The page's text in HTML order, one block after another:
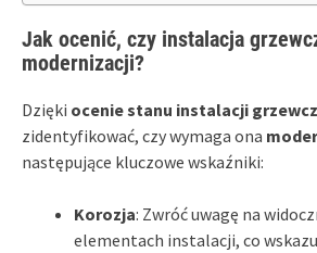
Jak ocenić, czy instalacja
modernizacji?
Dzięki ocenie stanu instalacji
zidentyfikować, czy wymaga ona
następujące kluczowe wskaźniki:
Korozja: Zwróć uwagę na
elementach instalacji, co